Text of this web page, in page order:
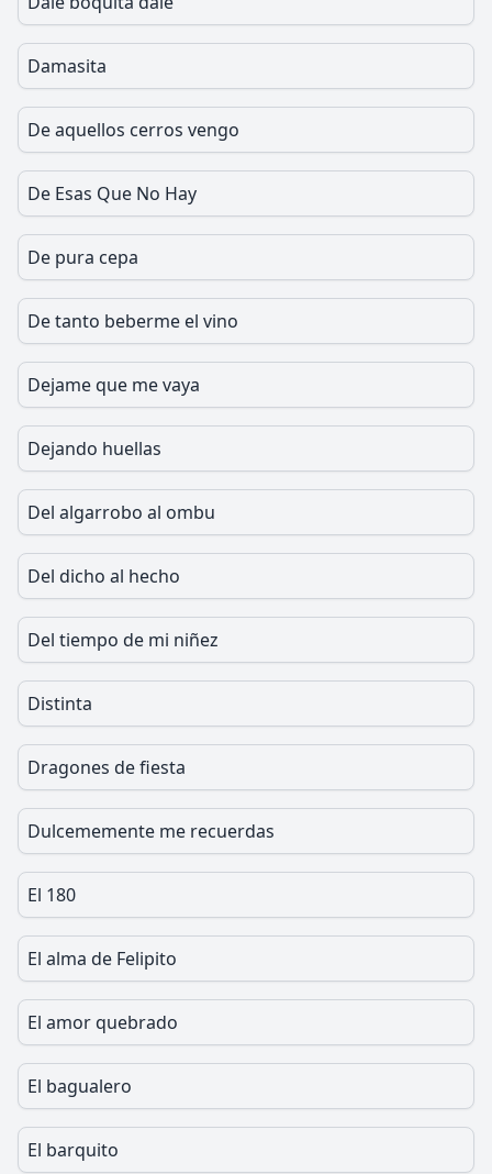
Damasita
De aquellos cerros vengo
De Esas Que No Hay
De pura cepa
De tanto beberme el vino
Dejame que me vaya
Dejando huellas
Del algarrobo al ombu
Del dicho al hecho
Del tiempo de mi niñez
Distinta
Dragones de fiesta
Dulcememente me recuerdas
El 180
El alma de Felipito
El amor quebrado
El bagualero
El barquito